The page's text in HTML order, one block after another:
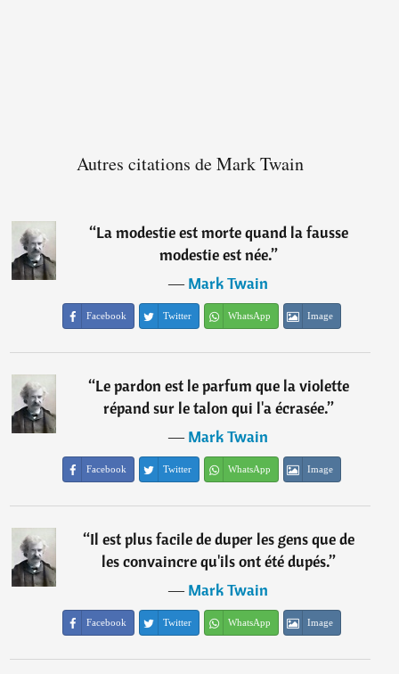
Autres citations de Mark Twain
“La modestie est morte quand la fausse
modestie est née.”
―Mark Twain
Facebook Twitter WhatsApp Image
“Le pardon est le parfum que la violette
répand sur le talon qui l'a écrasée.”
―Mark Twain
Facebook Twitter WhatsApp Image
“Il est plus facile de duper les gens que de
les convaincre qu'ils ont été dupés.”
―Mark Twain
Facebook Twitter WhatsApp Image